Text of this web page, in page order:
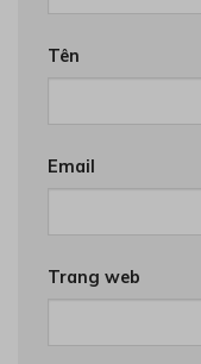
Tên
Email
Trang web